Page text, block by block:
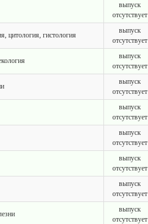
выпуск
отсутствует
цитология, гистология
выпуск
отсутствует
выпуск
отсутствует
выпуск
отсутствует
выпуск
отсутствует
выпуск
отсутствует
выпуск
отсутствует
выпуск
отсутствует
выпуск
отсутствует